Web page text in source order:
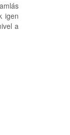
igen
a